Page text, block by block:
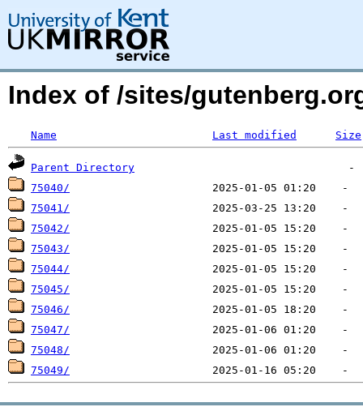
Index of /sites/
Name Last modified Size
Parent Directory
75040/
75041/
75042/
75043/
75044/
75045/
75046/
75047/
75048/
75049/